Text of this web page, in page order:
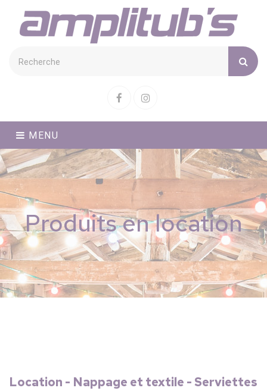
FacebookInstagram
MENU
Produits en location
Location - Nappage et textile - Serviettes
Cookies management panel